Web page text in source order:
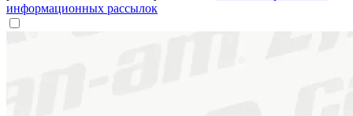
информационных рассылок